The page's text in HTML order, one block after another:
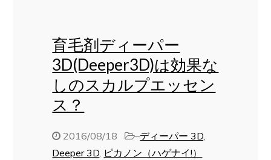
育毛剤ディーパー
3D(Deeper3D)は効果な
しのスカルプエッセン
ス？
2016/08/18 –ディーパー 3D,
Deeper 3D, ピカノン（ハゲナイ!）